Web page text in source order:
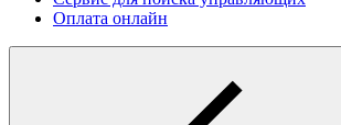
Оплата онлайн